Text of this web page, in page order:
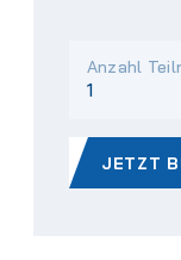
Anzahl
JETZT